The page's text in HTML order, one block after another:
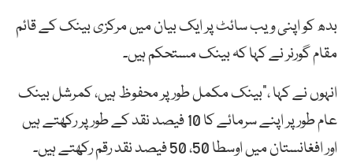
بدھ کو اپنی ویب سائٹ پر ایک بیان میں مرکزی بینک کے قائم
مقام گورنر نے کہا کہ بینک مستحکم ہیں۔
انہوں نے کہا ،”بینک مکمل طور پر محفوظ ہیں، کمرشل بینک
عام طور پر اپنے سرمائے کا 10 فیصد نقد کے طور پر رکھتے ہیں
اور افغانستان میں اوسطا 50، 50 فیصد نقد رقم رکھتے ہیں۔